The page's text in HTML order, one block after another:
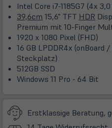
Intel Core i7-1185G7 (4x
39,6cm 15,6" TFT HDR
Premium mit 10-Finger
1920 x 1080 Pixel (FHD)
16 GB LPDDR4x (onBoard
Steckplatz)
512GB SSD
Windows 11 Pro - 64 Bit
Erstklassige Beratung,